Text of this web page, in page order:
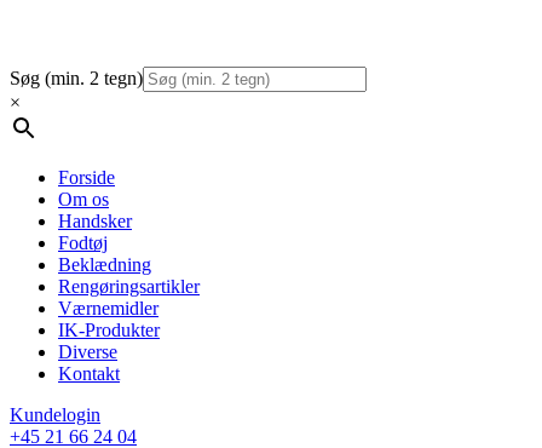
Søg (min. 2 tegn)
×
Forside
Om os
Handsker
Fodtøj
Beklædning
Rengøringsartikler
Værnemidler
IK-Produkter
Diverse
Kontakt
Kundelogin
+45 21 66 24 04